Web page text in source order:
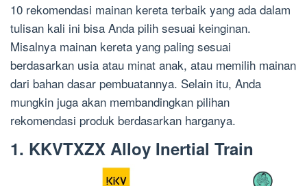
10 rekomendasi mainan kereta terbaik yang ada dalam
tulisan kali ini bisa Anda pilih sesuai keinginan.
Misalnya mainan kereta yang paling sesuai
berdasarkan usia atau minat anak, atau memilih mainan
dari bahan dasar pembuatannya. Selain itu, Anda
mungkin juga akan membandingkan pilihan
rekomendasi produk berdasarkan harganya.
1. KKVTXZX Alloy Inertial Train